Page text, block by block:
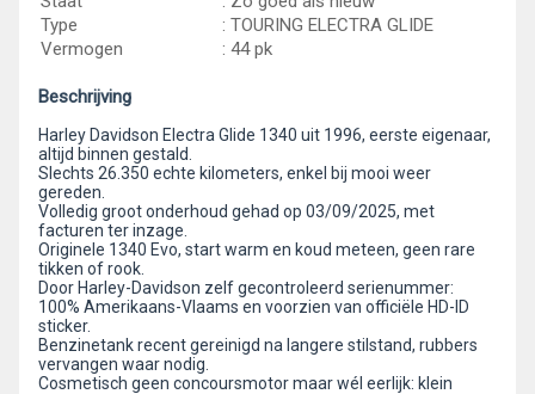
Type
: TOURING ELECTRA GLIDE
Vermogen
: 44 pk
Beschrijving
Harley Davidson Electra Glide 1340 uit 1996, eerste eigenaar,
altijd binnen gestald.
Slechts 26.350 echte kilometers, enkel bij mooi weer
gereden.
Volledig groot onderhoud gehad op 03/09/2025, met
facturen ter inzage.
Originele 1340 Evo, start warm en koud meteen, geen rare
tikken of rook.
Door Harley-Davidson zelf gecontroleerd serienummer:
100% Amerikaans-Vlaams en voorzien van officiële HD-ID
sticker.
Benzinetank recent gereinigd na langere stilstand, rubbers
vervangen waar nodig.
Cosmetisch geen concoursmotor maar wél eerlijk: klein